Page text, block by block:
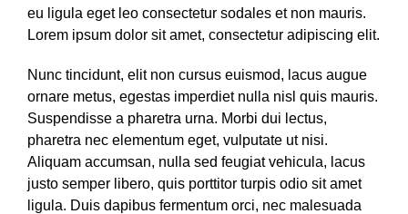
eu ligula eget leo consectetur sodales et non mauris.
Lorem ipsum dolor sit amet, consectetur adipiscing elit.
Nunc tincidunt, elit non cursus euismod, lacus augue
ornare metus, egestas imperdiet nulla nisl quis mauris.
Suspendisse a pharetra urna. Morbi dui lectus,
pharetra nec elementum eget, vulputate ut nisi.
Aliquam accumsan, nulla sed feugiat vehicula, lacus
justo semper libero, quis porttitor turpis odio sit amet
ligula. Duis dapibus fermentum orci, nec malesuada